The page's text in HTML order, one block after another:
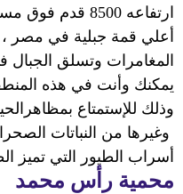
ارتفاعه 8500
أعلي قمة جبلية في مصر
المغامرات وتسلق الجبال
يمكنك وأنت في هذه
وذلك للإستمتاع
وغيرها من النباتات
أسراب الطيور التي تميز
محمية رأس محمد